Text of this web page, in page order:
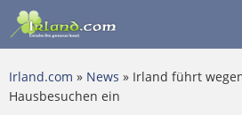
Irland.com » News » Irland führt
Hausbesuchen ein